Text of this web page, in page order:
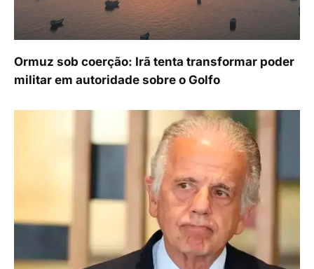
Ormuz sob coerção: Irã tenta transformar poder
militar em autoridade sobre o Golfo